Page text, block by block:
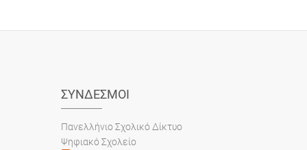
ΣΎΝΔΕΣΜΟΙ
Πανελλήνιο Σχολικό Δίκτυο
Ψηφιακό Σχολείο